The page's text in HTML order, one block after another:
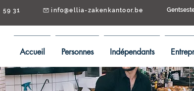
59 31 info@ellia-zakenkantoor.be
Accueil Personnes Indépendants